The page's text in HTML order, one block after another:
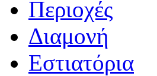
Περιοχές
Διαμονή
Εστιατόρια